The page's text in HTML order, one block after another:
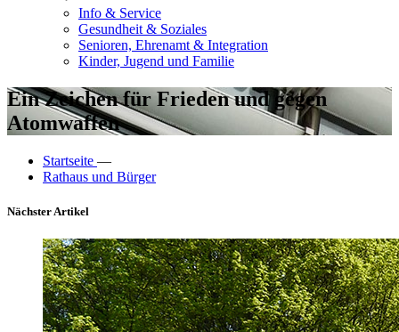
Info & Service
Gesundheit & Soziales
Senioren, Ehrenamt & Integration
Kinder, Jugend und Familie
Ein Zeichen für Frieden und gegen
Atomwaffen
Startseite —
Rathaus und Bürger
Nächster Artikel